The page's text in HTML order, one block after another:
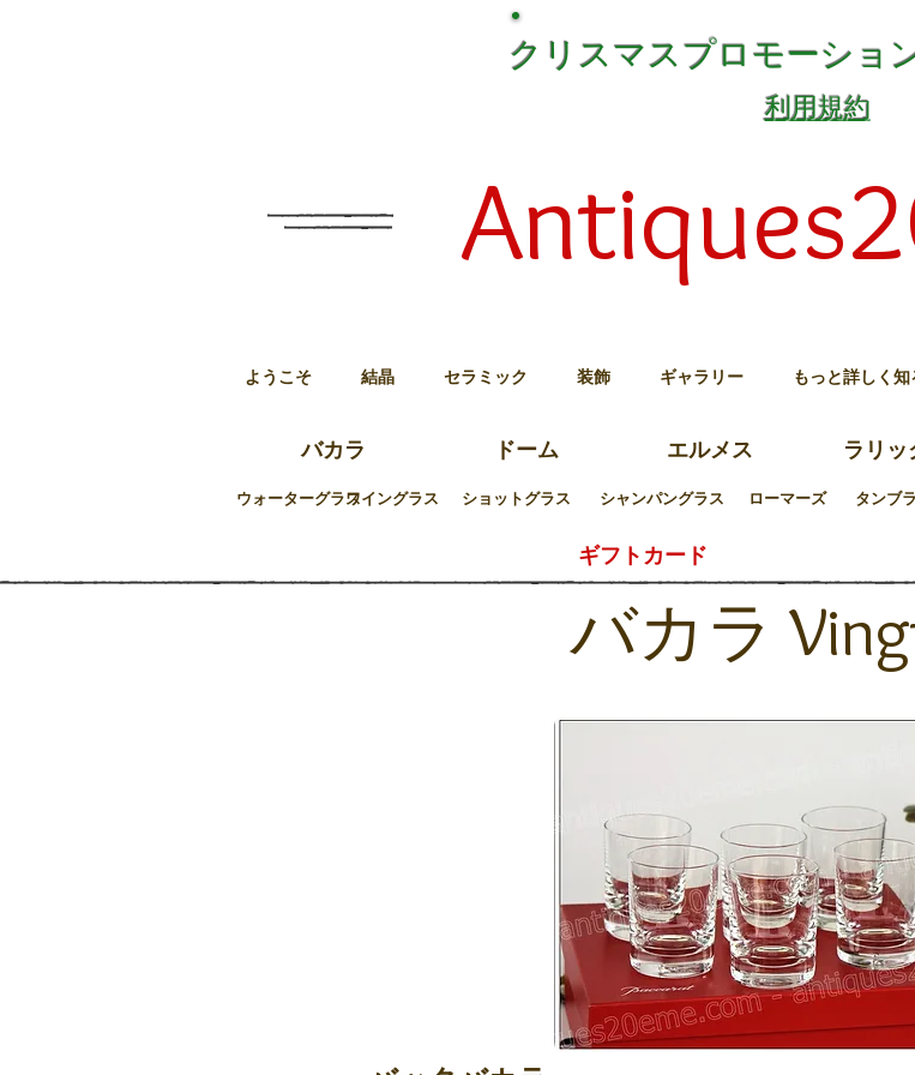
クリスマスプロモーショ
利用規約
ようこそ 結晶 セラミック 装飾 ギャラリー もっと詳しく知
バカラ ドーム エルメス ラリッ
ウォーターグラスワイングラス ショットグラス シャンパングラス ローマーズ タンブ
ギフトカード
バカラ